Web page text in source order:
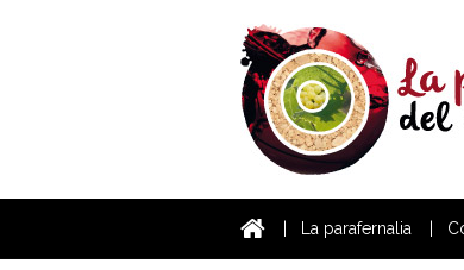
La parafernalia